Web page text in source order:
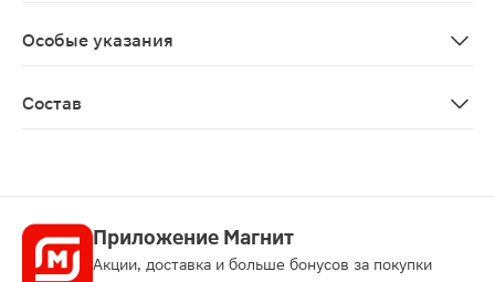
Особые указания
Состав
Приложение Магнит
Акции, доставка и больше бонусов за покупки